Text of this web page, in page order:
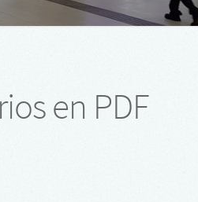
en PDF